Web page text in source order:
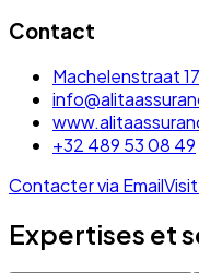
Contact
Machelenstraat
+32 489 53 08 49
Contacter via Email
Expertises et